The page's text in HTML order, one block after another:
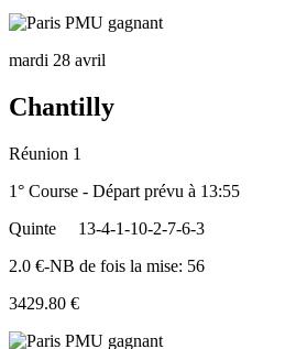
mardi 28 avril
Chantilly
Réunion 1
1° Course - Départ prévu à 13:55
Quinte
13-4-1-10-2-7-6-3
2.0 €-NB de fois la mise: 56
3429.80 €